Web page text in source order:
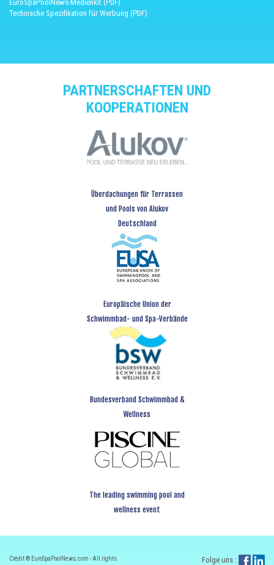
EuroSpaPoolNews-Medienkit (PDF)
Technische Spezifikation für Werbung (PDF)
PARTNERSCHAFTEN UND
KOOPERATIONEN
Überdachungen für Terrassen
und Pools von Alukov
Deutschland
Europäische Union der
Schwimmbad- und Spa-Verbände
Bundesverband Schwimmbad &
Wellness
The leading swimming pool and
wellness event
Crédit ® EuroSpaPoolNews.com - All rights
Folge uns :